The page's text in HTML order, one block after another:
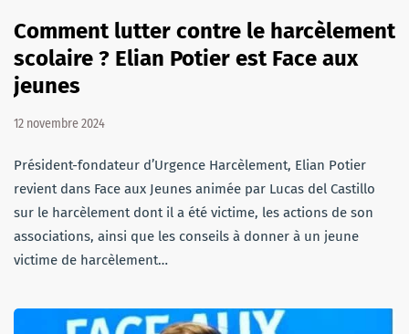
Comment lutter contre le harcèlement
scolaire ? Elian Potier est Face aux
jeunes
12 novembre 2024
Président-fondateur d’Urgence Harcèlement, Elian Potier
revient dans Face aux Jeunes animée par Lucas del Castillo
sur le harcèlement dont il a été victime, les actions de son
associations, ainsi que les conseils à donner à un jeune
victime de harcèlement…